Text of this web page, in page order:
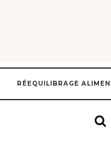
RÉEQUILIBRAGE